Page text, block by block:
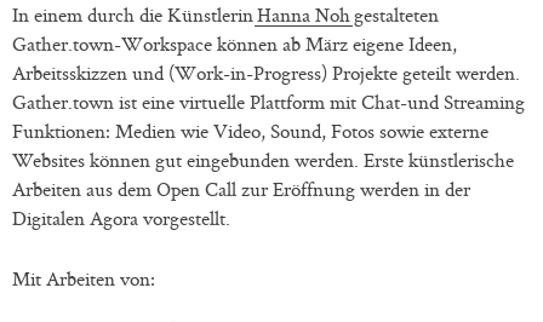
In einem durch die KünstlerinHanna Nohgestalteten
Gather.town-Workspace können ab März eigene Ideen,
Arbeitsskizzen und (Work-in-Progress) Projekte geteilt werden.
Gather.town ist eine virtuelle Plattform mit Chat-und Streaming
Funktionen: Medien wie Video, Sound, Fotos sowie externe
Websites können gut eingebunden werden. Erste künstlerische
Arbeiten aus dem Open Call zur Eröffnung werden in der
Digitalen Agora vorgestellt.
Mit Arbeiten von: